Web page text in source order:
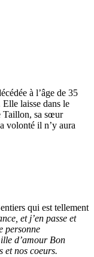
à l’âge de 35
laisse dans le
Taillon, sa sœur
volonté il n’y aura
qui est tellement
et j’en passe et
personne
d’amour Bon
et nos coeurs.